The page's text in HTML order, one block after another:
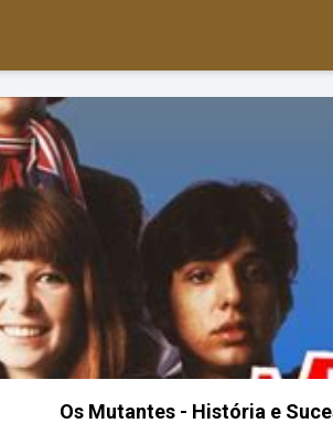
Os Mutantes - História e